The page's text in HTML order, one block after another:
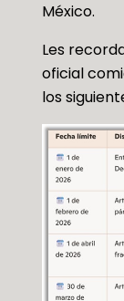
México.
Les
oficial
los